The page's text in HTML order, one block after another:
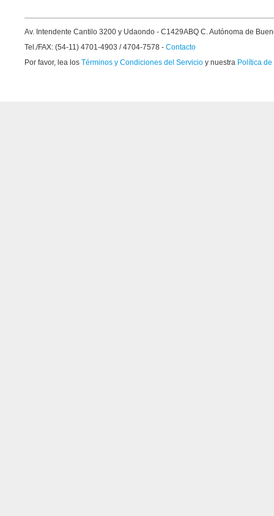
Av. Intendente Cantilo 3200 y Udaondo - C1429ABQ C. Autónoma de
Tel./FAX: (54-11) 4701-4903 / 4704-7578 - Contacto
Por favor, lea los Términos y Condiciones del Servicio y nuestra Política